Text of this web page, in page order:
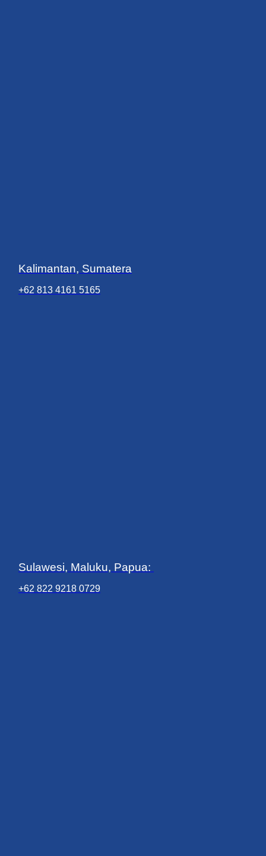
Kalimantan, Sumatera
+62 813 4161 5165
Sulawesi, Maluku, Papua:
+62 822 9218 0729